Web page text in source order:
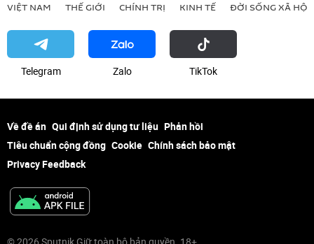
VIỆT NAM THẾ GIỚI CHÍNH TRỊ KINH TẾ ĐỜI SỐNG XÃ HỘI
Telegram Zalo ТikТоk
Về đề án Qui định sử dụng tư liệu Phản hồi
Tiêu chuẩn cộng đồng Cookie Chính sách bảo mật
Privacy Feedback